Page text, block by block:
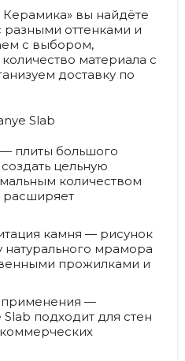
вы найдёте
разными оттенками и
с выбором,
материала с
доставку по
Slab
плиты большого
цельную
количеством
расширяет
камня — рисунок
натурального мрамора
прожилками и
применения —
подходит для стен